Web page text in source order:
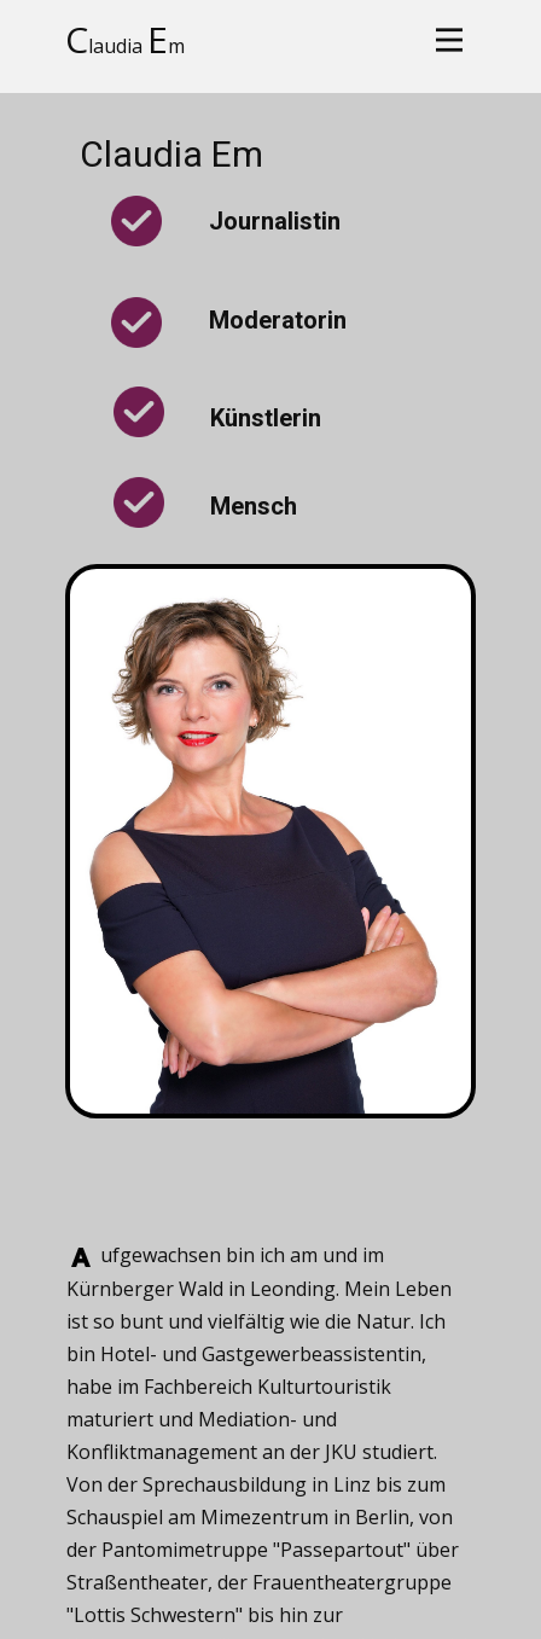
Claudia Em
Claudia Em
Journalistin
Moderatorin
Künstlerin
Mensch
ufgewachsen ​bin ich am und im
Kürnberger Wald in Leonding. Mein Leben
ist so bunt und vielfältig wie die Natur. Ich
bin Hotel- und Gastgewerbeassistentin,
habe im Fachbereich Kulturtouristik
maturiert und Mediation- und
Konfliktmanagement an der JKU studiert.
Von der Sprechausbildung in Linz bis zum
Schauspiel am Mimezentrum in Berlin, von
der Pantomimetruppe "Passepartout" über
Straßentheater, der Frauentheatergruppe
"Lottis Schwestern" bis hin zur